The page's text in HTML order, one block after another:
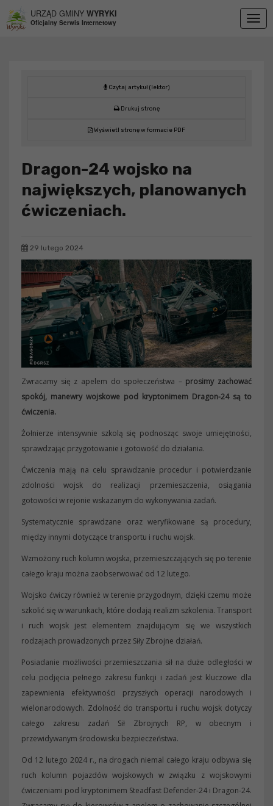
URZĄD GMINY WYRYKI
Oficjalny Serwis Internetowy
Czytaj artykuł (lektor)
Drukuj stronę
Wyświetl stronę w formacie PDF
Dragon-24 wojsko na
największych, planowanych
ćwiczeniach.
29 lutego 2024
Zwracamy się z apelem do społeczeństwa –prosimy zachować
spokój, manewry wojskowe pod kryptonimem Dragon-24 są to
ćwiczenia.
Żołnierze intensywnie szkolą się podnosząc swoje umiejętności,
sprawdzając przygotowanie i gotowość do działania.
Ćwiczenia mają na celu sprawdzanie procedur i potwierdzanie
zdolności wojsk do realizacji przemieszczenia, osiągania
gotowości w rejonie wskazanym do wykonywania zadań.
Systematycznie sprawdzane oraz weryfikowane są procedury,
między innymi dotyczące transportu i ruchu wojsk.
Wzmożony ruch kolumn wojska, przemieszczających się po terenie
całego kraju można zaobserwować od 12 lutego.
Wojsko ćwiczy również w terenie przygodnym, dzięki czemu może
szkolić się w warunkach, które dodają realizm szkolenia. Transport
i ruch wojsk jest elementem znajdującym się we wszystkich
rodzajach prowadzonych przez Siły Zbrojne działań.
Posiadanie możliwości przemieszczania sił na duże odległości w
celu podjęcia pełnego zakresu funkcji i zadań jest kluczowe dla
zapewnienia efektywności przyszłych operacji narodowych i
wielonarodowych. Zdolność do transportu i ruchu wojsk dotyczy
całego zakresu zadań Sił Zbrojnych RP, w obecnym i
przewidywanym środowisku bezpieczeństwa.
Od 12 lutego 2024 r., na drogach niemal całego kraju odbywa się
ruch kolumn pojazdów wojskowych w związku z wojskowymi
ćwiczeniami pod kryptonimem Steadfast Defender-24 i Dragon-24.